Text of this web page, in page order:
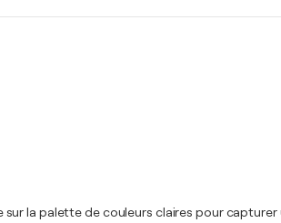
la palette de couleurs claires pour